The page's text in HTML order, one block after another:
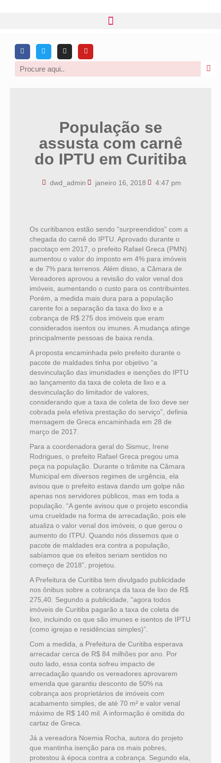
População se
assusta com carnê
do IPTU em Curitiba
dwd_admin janeiro 16, 2018 4:47 pm
Os curitibanos estão sendo “surpreendidos” com a
chegada do carnê do IPTU. Aprovado durante o
pacotaço em 2017, o prefeito Rafael Greca (PMN)
aumentou o valor do imposto em 4% para imóveis
e de 7% para terrenos. Além disso, a Câmara de
Vereadores aprovou a revisão do valor venal dos
imóveis, aumentando o custo para os contribuintes.
Porém, a medida mais dura para a população
carente foi a separação da taxa do lixo e a
cobrança de R$ 275 dos imóveis que eram
considerados isentos ou imunes. A mudança atinge
principalmente pessoas de baixa renda.
A proposta encaminhada pelo prefeito durante o
pacote de maldades tinha por objetivo “a
desvinculação das imunidades e isenções do IPTU
ao lançamento da taxa de coleta de lixo e a
desvinculação do limitador de valores,
considerando que a taxa de coleta de lixo deve ser
cobrada pela efetiva prestação do serviço”, definia
mensagem de Greca encaminhada em 28 de
março de 2017.
Para a coordenadora geral do Sismuc, Irene
Rodrigues, o prefeito Rafael Greca pregou uma
peça na população. Durante o trâmite na Câmara
Municipal em diversos regimes de urgência, ela
avisou que o prefeito estava dando um golpe não
apenas nos servidores públicos, mas em toda a
população. “A gente avisou que o projeto escondia
uma crueldade na forma de arrecadação, pois ele
atualiza o valor venal dos imóveis, o que gerou o
aumento do ITPU. Quando nós dissemos que o
pacote de maldades era contra a população,
sabíamos que os efeitos seriam sentidos no
começo de 2018”, projetou.
A Prefeitura de Curitiba tem divulgado publicidade
nos ônibus sobre a cobrança da taxa de lixo de R$
275,40. Segundo a publicidade, “agora todos
imóveis de Curitiba pagarão a taxa de coleta de
lixo, incluindo os que são imunes e isentos de IPTU
(como igrejas e residências simples)”.
Com a medida, a Prefeitura de Curitiba esperava
arrecadar cerca de R$ 84 milhões por ano. Por
outo lado, essa conta sofreu impacto de
arrecadação quando os vereadores aprovarem
emenda que garantiu desconto de 50% na
cobrança aos proprietários de imóveis com
acabamento simples, de até 70 m² e valor venal
máximo de R$ 140 mil. A informação é omitida do
cartaz de Greca.
Já a vereadora Noemia Rocha, autora do projeto
que mantinha isenção para os mais pobres,
protestou à época contra a cobrança. Segundo ela,